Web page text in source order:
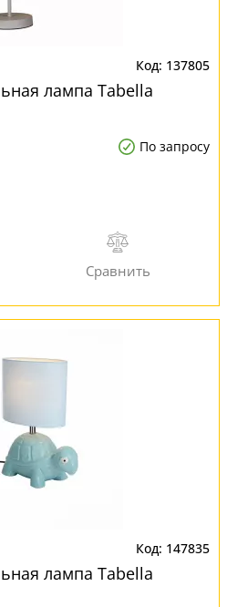
137805
лампа Tabella
По запросу
147835
лампа Tabella